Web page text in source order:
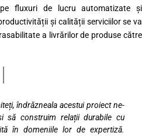
fluxuri de lucru automatizate și
și calității serviciilor se va
a livrărilor de produse către
îndrăzneala acestui proiect ne-
să construim relații durabile cu
în domeniile lor de expertiză.